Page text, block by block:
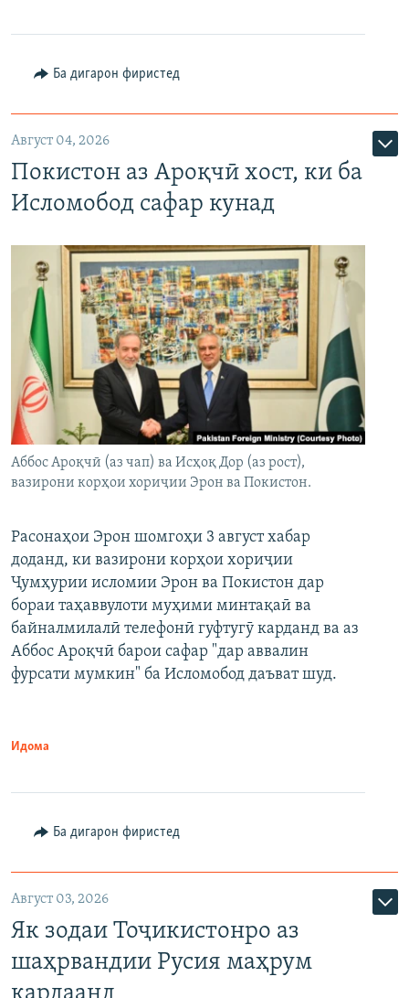
Ба дигарон фиристед
Август 04, 2026
Покистон аз Ароқчӣ хост, ки ба
Исломобод сафар кунад
Аббос Ароқчӣ (аз чап) ва Исҳоқ Дор (аз рост),
вазирони корҳои хориҷии Эрон ва Покистон.
Расонаҳои Эрон шомгоҳи 3 август хабар
доданд, ки вазирони корҳои хориҷии
Ҷумҳурии исломии Эрон ва Покистон дар
бораи таҳаввулоти муҳими минтақаӣ ва
байналмилалӣ телефонӣ гуфтугӯ карданд ва аз
Аббос Ароқчӣ барои сафар "дар аввалин
фурсати мумкин" ба Исломобод даъват шуд.
Идома
Ба дигарон фиристед
Август 03, 2026
Як зодаи Тоҷикистонро аз
шаҳрвандии Русия маҳрум